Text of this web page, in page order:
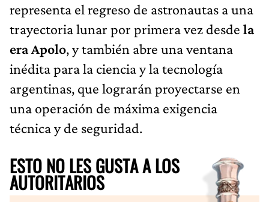
representa el regreso de astronautas a una
trayectoria lunar por primera vez desde la
era Apolo, y también abre una ventana
inédita para la ciencia y la tecnología
argentinas, que lograrán proyectarse en
una operación de máxima exigencia
técnica y de seguridad.
ESTO NO LES GUSTA A LOS
AUTORITARIOS